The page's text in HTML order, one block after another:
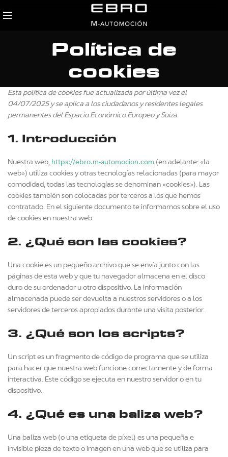
Política de
cookies
Esta política de cookies fue actualizada por última vez el
04/07/2025 y se aplica a los ciudadanos y residentes legales
permanentes del Espacio Económico Europeo y Suiza.
1. Introducción
Nuestra web, https://ebro.m-automocion.com (en adelante: «la
web») utiliza cookies y otras tecnologías relacionadas (para mayor
comodidad, todas las tecnologías se denominan «cookies»). Las
cookies también son colocadas por terceros a los que hemos
contratado. En el siguiente documento te informamos sobre el uso
de cookies en nuestra web.
2. ¿Qué son las cookies?
Una cookie es un pequeño archivo que se envía junto con las
páginas de esta web y que tu navegador almacena en el disco
duro de su ordenador u otro dispositivo. La información
almacenada puede ser devuelta a nuestros servidores o a los
servidores de terceros apropiados durante una visita posterior.
3. ¿Qué son los scripts?
Un script es un fragmento de código de programa que se utiliza
para hacer que nuestra web funcione correctamente y de forma
interactiva. Este código se ejecuta en nuestro servidor o en tu
dispositivo.
4. ¿Qué es una baliza web?
Una baliza web (o una etiqueta de píxel) es una pequeña e
invisible pieza de texto o imagen en una web que se utiliza para